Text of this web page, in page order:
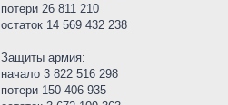
потери 26 811 210
остаток 14 569 432 238
Защиты армия:
начало 3 822 516 298
потери 150 406 935